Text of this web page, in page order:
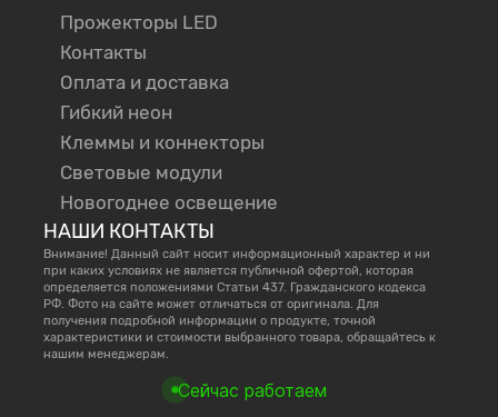
Прожекторы LED
Контакты
Оплата и доставка
Гибкий неон
Клеммы и коннекторы
Световые модули
Новогоднее освещение
НАШИ КОНТАКТЫ
Внимание! Данный сайт носит информационный характер и ни
при каких условиях не является публичной офертой, которая
определяется положениями Статьи 437. Гражданского кодекса
РФ. Фото на сайте может отличаться от оригинала. Для
получения подробной информации о продукте, точной
характеристики и стоимости выбранного товара, обращайтесь к
нашим менеджерам.
Сейчас работаем